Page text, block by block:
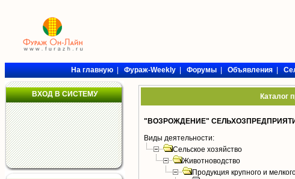
На главную|Фураж-Weekly|Форумы|Объявления|
ВХОД В СИСТЕМУ Каталог
"ВОЗРОЖДЕНИЕ"
Виды деятельности:
Сельское хозяйство
Животноводство
Продукция крупного и